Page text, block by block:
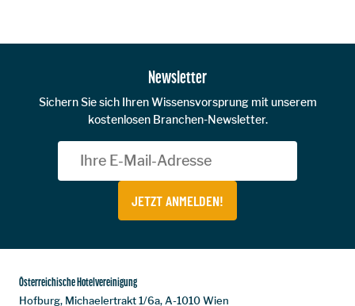
Newsletter
Sichern Sie sich Ihren Wissensvorsprung mit unserem
kostenlosen Branchen-Newsletter.
JETZT ANMELDEN!
Österreichische Hotelvereinigung
Hofburg, Michaelertrakt 1/6a, A-1010 Wien